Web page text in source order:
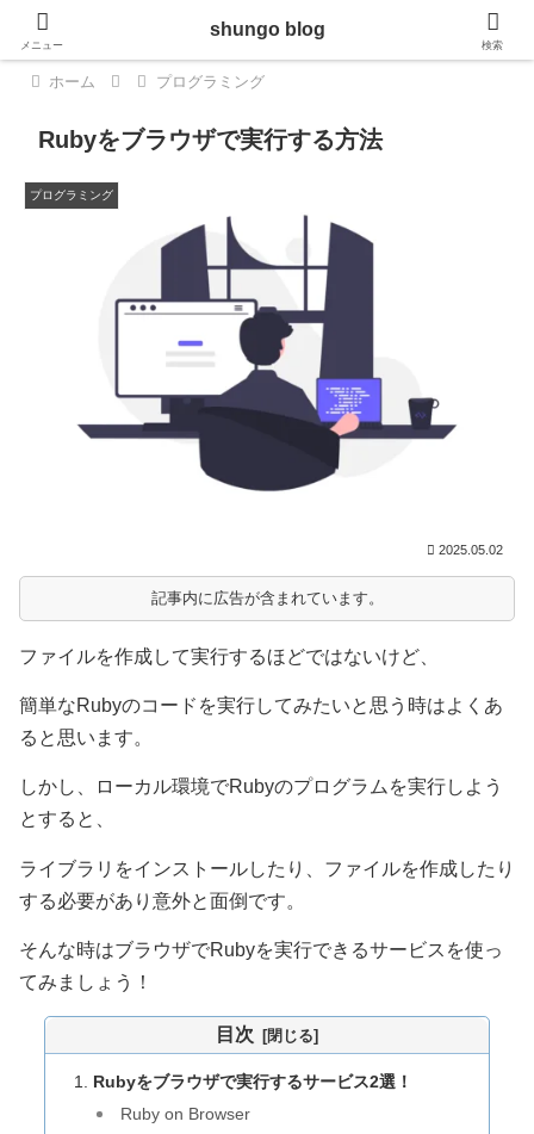
ホーム プログラミング
Rubyをブラウザで実行する方法
プログラミング
2025.05.02
記事内に広告が含まれています。
ファイルを作成して実行するほどではないけど、
簡単なRubyのコードを実行してみたいと思う時はよくあ
ると思います。
しかし、ローカル環境でRubyのプログラムを実行しよう
とすると、
ライブラリをインストールしたり、ファイルを作成したり
する必要があり意外と面倒です。
そんな時はブラウザでRubyを実行できるサービスを使っ
てみましょう！
目次
Rubyをブラウザで実行するサービス2選！
Ruby on Browser
メニュー
shungo blog
検索